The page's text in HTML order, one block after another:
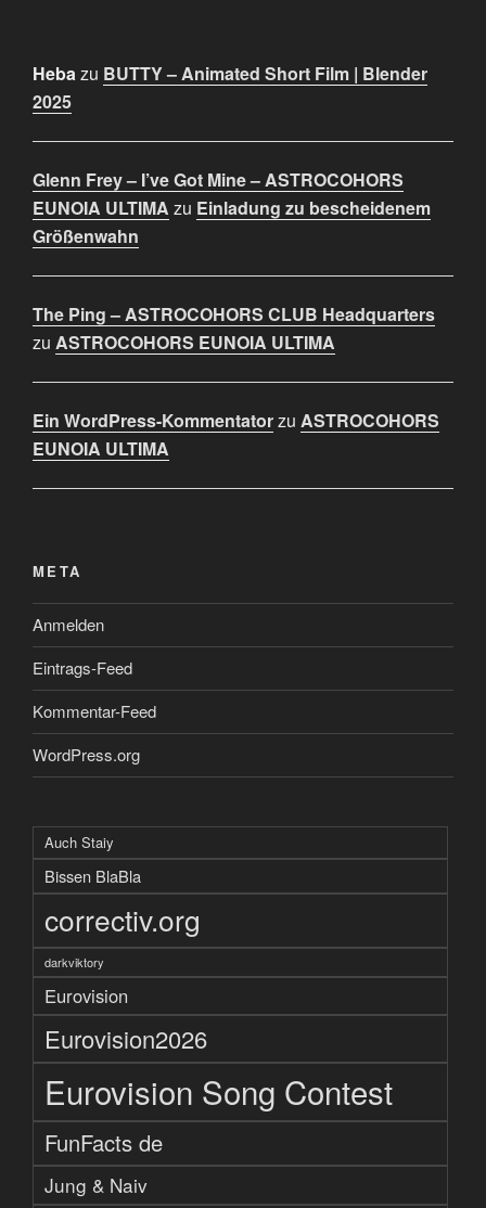
Hebazu BUTTY – Animated Short Film | Blender
2025
Glenn Frey – I’ve Got Mine – ASTROCOHORS
EUNOIA ULTIMA zu Einladung zu bescheidenem
Größenwahn
The Ping – ASTROCOHORS CLUB Headquarters
zu ASTROCOHORS EUNOIA ULTIMA
Ein WordPress-Kommentatorzu ASTROCOHORS
EUNOIA ULTIMA
META
Anmelden
Eintrags-Feed
Kommentar-Feed
WordPress.org
Auch Staiy
Bissen BlaBla
correctiv.org
darkviktory
Eurovision
Eurovision2026
Eurovision Song Contest
FunFacts de
Jung & Naiv